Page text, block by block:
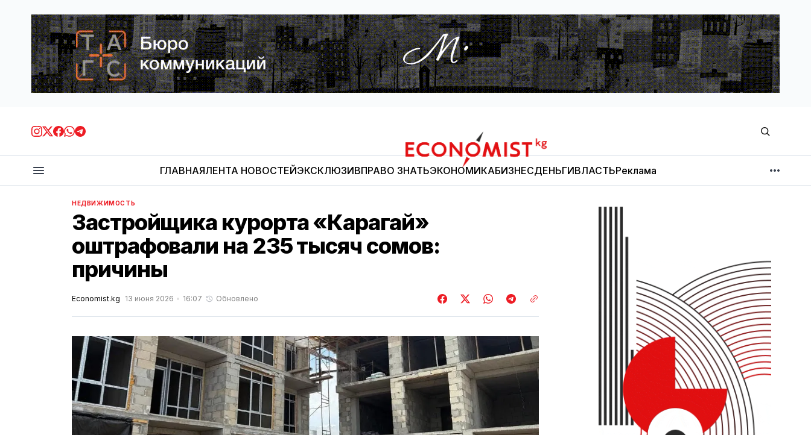
Economist.kg
ГЛАВНАЯЛЕНТА НОВОСТЕЙЭКСКЛЮЗИВПРАВО ЗНАТЬЭКОНОМИКАБИЗНЕСДЕНЬГИВЛАСТЬРеклама
МНЕНИЕ
НЕДВИЖИМОСТЬ
Застройщика курорта «Карагай»
оштрафовали на 235 тысяч сомов:
причины
Economist.kg 13 июня 2026 16:07 Обновлено